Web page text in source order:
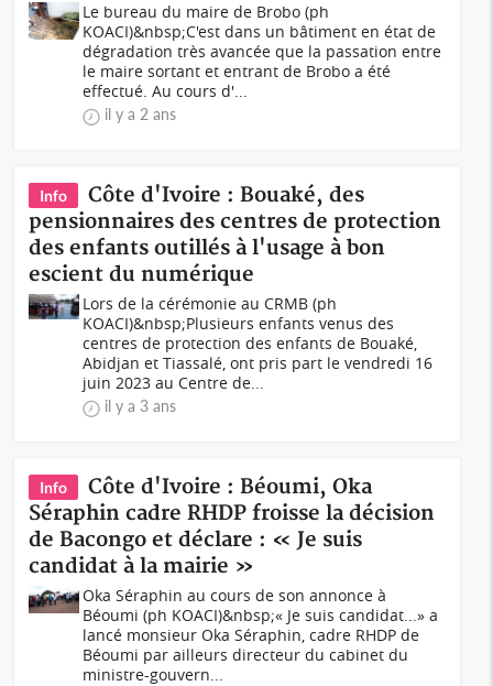
Le bureau du maire de Brobo (ph
KOACI)&nbsp;C'est dans un bâtiment en état de
dégradation très avancée que la passation entre
le maire sortant et entrant de Brobo a été
effectué. Au cours d'...
il y a 2 ans
Info
Côte d'Ivoire : Bouaké, des
pensionnaires des centres de protection
des enfants outillés à l'usage à bon
escient du numérique
Lors de la cérémonie au CRMB (ph
KOACI)&nbsp;Plusieurs enfants venus des
centres de protection des enfants de Bouaké,
Abidjan et Tiassalé, ont pris part le vendredi 16
juin 2023 au Centre de...
il y a 3 ans
Info
Côte d'Ivoire : Béoumi, Oka
Séraphin cadre RHDP froisse la décision
de Bacongo et déclare : « Je suis
candidat à la mairie »
Oka Séraphin au cours de son annonce à
Béoumi (ph KOACI)&nbsp;« Je suis candidat...» a
lancé monsieur Oka Séraphin, cadre RHDP de
Béoumi par ailleurs directeur du cabinet du
ministre-gouvern...